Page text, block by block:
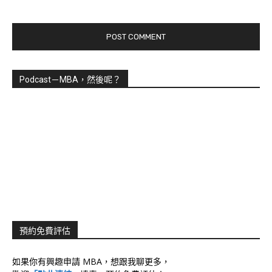
Podcast－MBA，然後呢？
預約免費評估
如果你有興趣申請 MBA，想跟我聊更多，